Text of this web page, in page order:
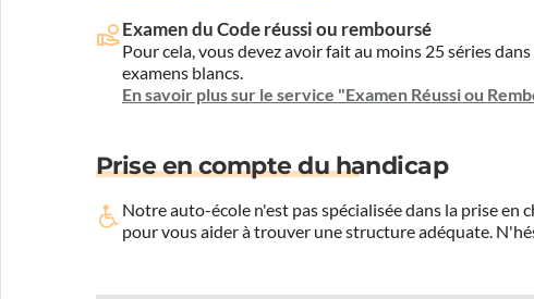
Examen du Code réussi ou remboursé
Pour cela, vous devez avoir fait au moins 25 séries
examens blancs.
En savoir plus sur le service "Examen Réussi ou
Prise en compte du handicap
Notre auto-école n'est pas spécialisée dans la prise
pour vous aider à trouver une structure adéquate.